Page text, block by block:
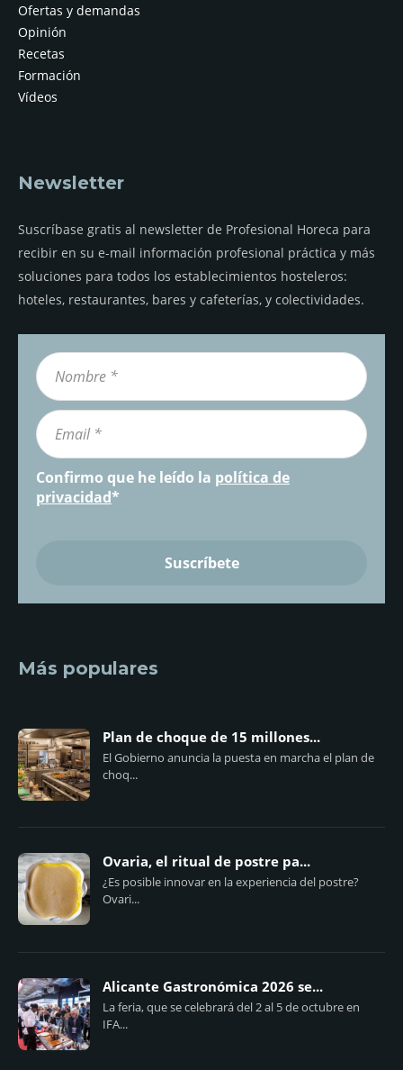
Ofertas y demandas
Opinión
Recetas
Formación
Vídeos
Newsletter
Suscríbase gratis al newsletter de Profesional Horeca para
recibir en su e-mail información profesional práctica y más
soluciones para todos los establecimientos hosteleros:
hoteles, restaurantes, bares y cafeterías, y colectividades.
Confirmo que he leído la política de
privacidad*
Más populares
Plan de choque de 15 millones...
El Gobierno anuncia la puesta en marcha el plan de
choq...
Ovaria, el ritual de postre pa...
¿Es posible innovar en la experiencia del postre?
Ovari...
Alicante Gastronómica 2026 se...
La feria, que se celebrará del 2 al 5 de octubre en
IFA...